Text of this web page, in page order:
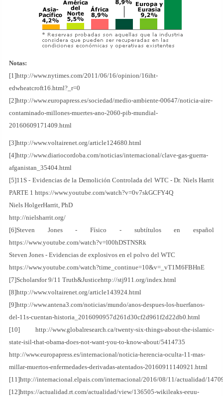
Notas:
[1]http://www.nytimes.com/2011/06/16/opinion/16iht-
edwheatcroft16.html?_r=0
[2]http://www.europapress.es/sociedad/medio-ambiente-00647/noticia-aire-
contaminado-millones-muertes-ano-2060-pib-mundial-
20160609171409.html
[3]http://www.voltairenet.org/article124680.html
[4]http://www.diariocordoba.com/noticias/internacional/clave-gas-guerra-
afganistan_35404.html
[5]11S - Evidencias de la Demolición Controlada del WTC - Dr. Niels Harrit
PARTE 1 https://www.youtube.com/watch?v=0v7skGCFY4Q
Niels HolgerHarrit, PhD
http://nielsharrit.org/
[6]Steven Jones - Físico - subtítulos en español
https://www.youtube.com/watch?v=l00hDSTNSRk
Steven Jones - Evidencias de explosivos en el polvo del WTC
https://www.youtube.com/watch?time_continue=10&v=_vT1M6FBHnE
[7]Scholarsfor 9/11 Truth&Justicehttp://stj911.org/index.html
[8]http://www.voltairenet.org/article143924.html
[9]http://www.antena3.com/noticias/mundo/anos-despues-los-huerfanos-
del-11s-cuentan-historia_2016090957d261d30cf2d961f2d22db0.html
[10] http://www.globalresearch.ca/twenty-six-things-about-the-islamic-
state-isil-that-obama-does-not-want-you-to-know-about/5414735
http://www.europapress.es/internacional/noticia-herencia-oculta-11-mas-
millar-muertos-enfermedades-derivadas-atentados-20160911140921.html
[11]http://internacional.elpais.com/internacional/2016/08/11/actualidad/
[12]https://actualidad.rt.com/actualidad/view/136505-wikileaks-eeuu-